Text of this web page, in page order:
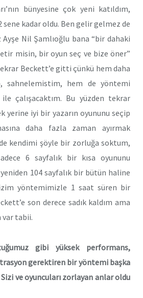
bünyesine çok yeni katıldım,
sene kadar oldu. Ben gelir gelmez de
Nil Şamlıoğlu bana “bir dahaki
misin, bir oyun seç ve bize öner”
Beckett’e gitti çünkü hem daha
sahnelemistim, hem de yöntemi
çalışacaktım. Bu yüzden tekrar
yerine iyi bir yazarın oyununu seçip
daha fazla zaman ayırmak
kendimi şöyle bir zorluğa soktum,
6 sayfalık bir kısa oyununu
104 sayfalık bir bütün haline
yöntemimizle 1 saat süren bir
son derece sadık kaldım ama
var tabii.
gibi yüksek performans,
gerektiren bir yöntemi başka
Sizi ve oyuncuları zorlayan anlar oldu